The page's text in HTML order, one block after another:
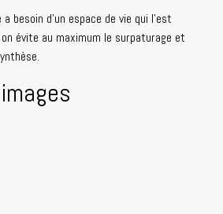
besoin d'un espace de vie qui l'est
évite au maximum le surpaturage et